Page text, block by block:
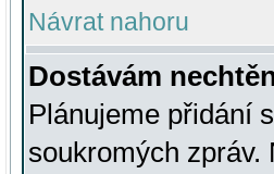
Návrat nahoru
Dostávám
Plánujeme přidání
soukromých zpráv.